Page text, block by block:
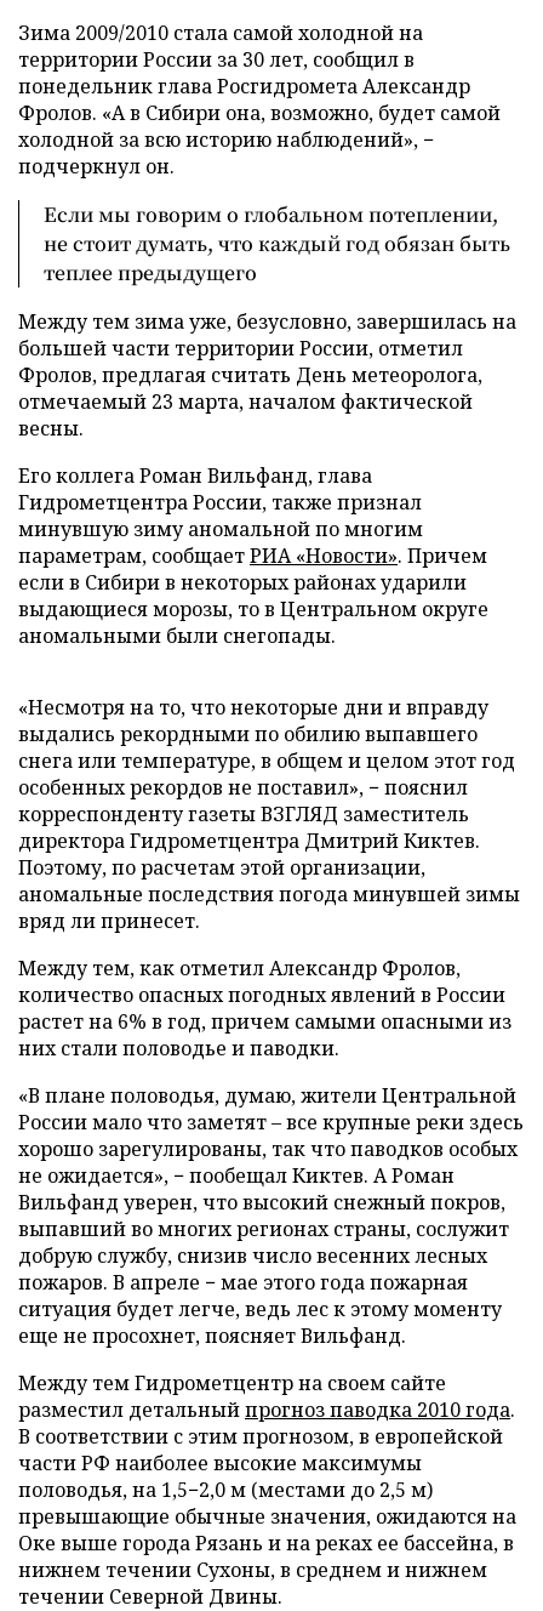
Зима 2009/2010 стала самой холодной на
территории России за 30 лет, сообщил в
понедельник глава Росгидромета Александр
Фролов. «А в Сибири она, возможно, будет самой
холодной за всю историю наблюдений», −
подчеркнул он.
Если мы говорим о глобальном потеплении,
не стоит думать, что каждый год обязан быть
теплее предыдущего
Между тем зима уже, безусловно, завершилась на
большей части территории России, отметил
Фролов, предлагая считать День метеоролога,
отмечаемый 23 марта, началом фактической
весны.
Его коллега Роман Вильфанд, глава
Гидрометцентра России, также признал
минувшую зиму аномальной по многим
параметрам, сообщаетРИА «Новости». Причем
если в Сибири в некоторых районах ударили
выдающиеся морозы, то в Центральном округе
аномальными были снегопады.
«Несмотря на то, что некоторые дни и вправду
выдались рекордными по обилию выпавшего
снега или температуре, в общем и целом этот год
особенных рекордов не поставил», − пояснил
корреспонденту газеты ВЗГЛЯД заместитель
директора Гидрометцентра Дмитрий Киктев.
Поэтому, по расчетам этой организации,
аномальные последствия погода минувшей зимы
вряд ли принесет.
Между тем, как отметил Александр Фролов,
количество опасных погодных явлений в России
растет на 6% в год, причем самыми опасными из
них стали половодье и паводки.
«В плане половодья, думаю, жители Центральной
России мало что заметят – все крупные реки здесь
хорошо зарегулированы, так что паводков особых
не ожидается», − пообещал Киктев. А Роман
Вильфанд уверен, что высокий снежный покров,
выпавший во многих регионах страны, сослужит
добрую службу, снизив число весенних лесных
пожаров. В апреле − мае этого года пожарная
ситуация будет легче, ведь лес к этому моменту
еще не просохнет, поясняет Вильфанд.
Между тем Гидрометцентр на своем сайте
разместил детальныйпрогноз паводка 2010 года.
В соответствии с этим прогнозом, в европейской
части РФ наиболее высокие максимумы
половодья, на 1,5−2,0 м (местами до 2,5 м)
превышающие обычные значения, ожидаются на
Оке выше города Рязань и на реках ее бассейна, в
нижнем течении Сухоны, в среднем и нижнем
течении Северной Двины.